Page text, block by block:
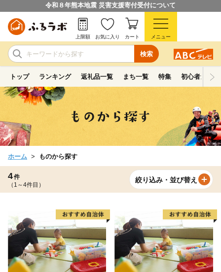
令和８年熊本地震 災害支援寄付受付について
検索
上限額 お気に入り カート メニュー
トップ ランキング 返礼品一覧 まち一覧 特集 初心者ガイド
ホーム ものから探す
4件
（1～4件目）
絞り込み・並び替え